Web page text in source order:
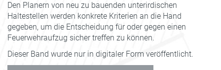
Den Planern von neu zu bauenden unterirdischen
Haltestellen werden konkrete Kriterien an die Hand
gegeben, um die Entscheidung für oder gegen einen
Feuerwehraufzug sicher treffen zu können.
Dieser Band wurde nur in digitaler Form veröffentlicht.